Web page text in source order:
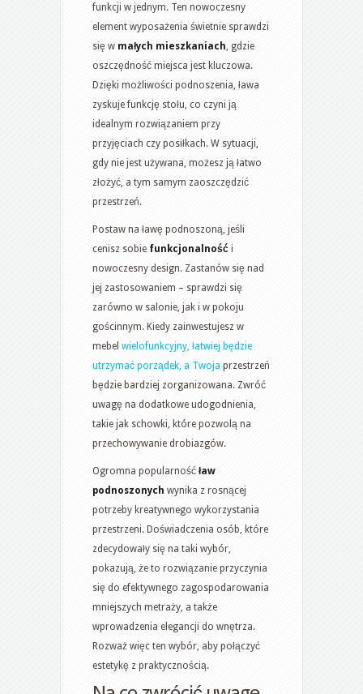
funkcji w jednym. Ten nowoczesny
element wyposażenia świetnie sprawdzi
się w małych mieszkaniach, gdzie
oszczędność miejsca jest kluczowa.
Dzięki możliwości podnoszenia, ława
zyskuje funkcję stołu, co czyni ją
idealnym rozwiązaniem przy
przyjęciach czy posiłkach. W sytuacji,
gdy nie jest używana, możesz ją łatwo
złożyć, a tym samym zaoszczędzić
przestrzeń.
Postaw na ławę podnoszoną, jeśli
cenisz sobie funkcjonalność i
nowoczesny design. Zastanów się nad
jej zastosowaniem – sprawdzi się
zarówno w salonie, jak i w pokoju
gościnnym. Kiedy zainwestujesz w
mebel wielofunkcyjny, łatwiej będzie
utrzymać porządek, a Twoja przestrzeń
będzie bardziej zorganizowana. Zwróć
uwagę na dodatkowe udogodnienia,
takie jak schowki, które pozwolą na
przechowywanie drobiazgów.
Ogromna popularność ław
podnoszonych wynika z rosnącej
potrzeby kreatywnego wykorzystania
przestrzeni. Doświadczenia osób, które
zdecydowały się na taki wybór,
pokazują, że to rozwiązanie przyczynia
się do efektywnego zagospodarowania
mniejszych metraży, a także
wprowadzenia elegancji do wnętrza.
Rozważ więc ten wybór, aby połączyć
estetykę z praktycznością.